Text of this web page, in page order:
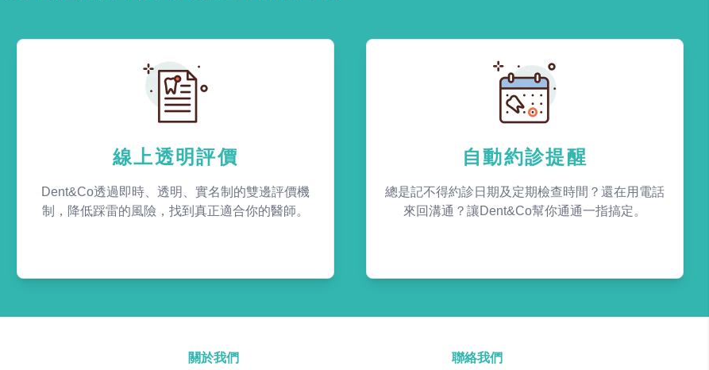
線上透明評價
Dent&Co透過即時、透明、實名制的雙邊評價機
制，降低踩雷的風險，找到真正適合你的醫師。
自動約診提醒
總是記不得約診日期及定期檢查時間？還在用電話
來回溝通？讓Dent&Co幫你通通一指搞定。
關於我們 聯絡我們